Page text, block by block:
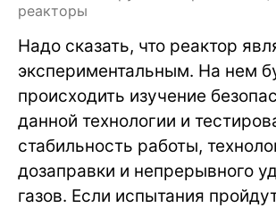
реакторы
Надо сказать, что реактор
экспериментальным. На нем
происходить изучение
данной технологии и
стабильность работы,
дозаправки и непрерывного
газов. Если испытания